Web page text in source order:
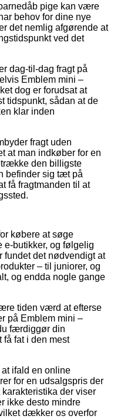
pige kan være
behov for dine nye
det nemlig afgørende at
ved det
dag-til-dag fragt på
Emblem mini –
dog er forudsat at
tidspunkt, sådan at de
klar inden
fragt uden
at man indkøber for en
den billigste
befinder sig tæt på
få fragtmanden til at
købere at søge
e-butikker, og følgelig
fundet det nødvendigt at
– til juniorer, og
og endda nogle gange
tiden værd at efterse
på Emblem mini –
færdiggør din
få fat i den mest
ifald en online
for en udsalgspris der
der viser
ikke desto mindre
dækker os overfor